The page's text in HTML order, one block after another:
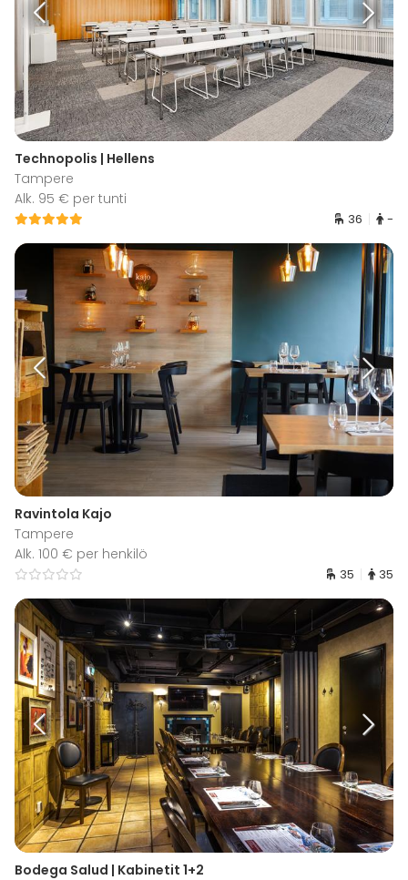
Technopolis | Hellens
Tampere
Alk. 95 € per tunti
36 -
Ravintola Kajo
Tampere
Alk. 100 € per henkilö
35 35
Bodega Salud | Kabinetit 1+2